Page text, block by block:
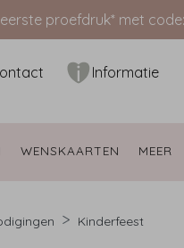
proefdruk* met code:
Informatie
WENSKAARTEN MEER
Kinderfeest